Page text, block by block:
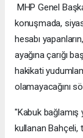
MHP Genel
konuşmada,
hesabı
ayağına çarığı
hakikati
olamayacağını
"Kabuk bağlamış
kullanan Bahçeli,